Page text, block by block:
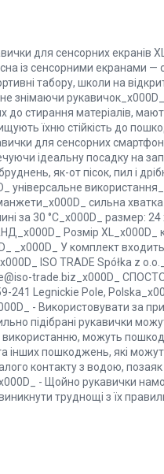
для сенсорних екранів
із сенсорними екранами —
табору, школи на
знімаючи рукавичок_x000D_
до стирання матеріалів,
їхню стійкість до
для сенсорних
ідеальну посадку на
як-от пісок, пил і
універсальне
сильна
за 30 °C_x000D_ размер: 24
Розмір XL_x000D_
_x000D_ У комплект
ISO TRADE Spółka z
trade.biz_x000D_
241 Legnickie Pole,
- Використовувати за
підібрані рукавички
використанню, можуть
інших пошкоджень, які
контакту з водою,
- Щойно рукавички
труднощі з їх